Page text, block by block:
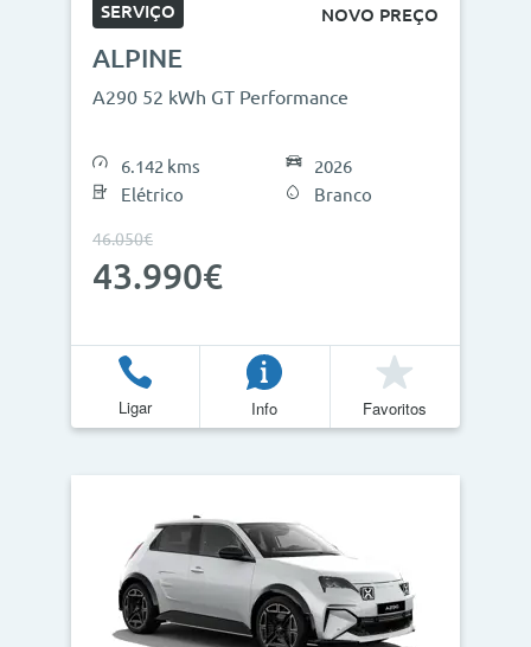
SERVIÇO NOVO PREÇO
ALPINE
A290 52 kWh GT Performance
6.142 kms
Elétrico
2026
Branco
46.050€
43.990€
Ligar Info Favoritos